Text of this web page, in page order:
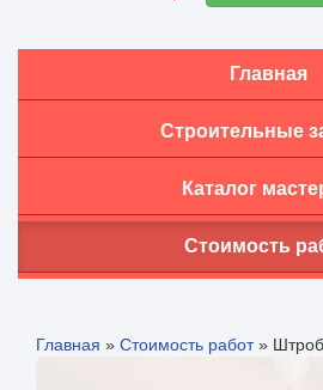
Главная
Строительные
Каталог
Стоимость
Главная » Стоимость работ»